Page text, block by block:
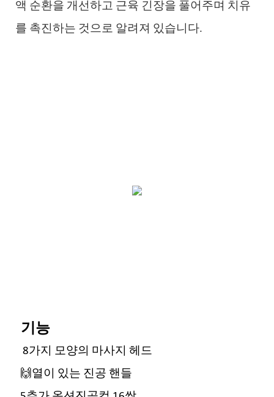
액 순환을 개선하고 근육 긴장을 풀어주며 치유
를 촉진하는 것으로 알려져 있습니다.
기능
8가지 모양의 마사지 헤드
🙌열이 있는 진공 핸들